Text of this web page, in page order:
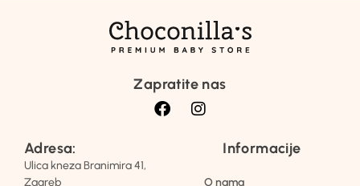
Zapratite nas
Adresa:
Ulica kneza Branimira 41,
Zagreb
Informacije
O nama